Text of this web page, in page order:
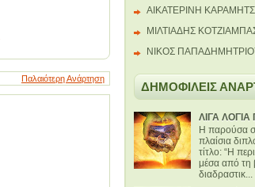
Παλαιότερη Ανάρτηση
ΑΙΚΑΤΕΡΙΝΗ
ΜΙΛΤΙΑΔΗΣ
ΝΙΚΟΣ
ΔΗΜΟΦΙΛΕΙΣ
ΛΙΓΑ ΛΟΓΙΑ
Η παρούσα
πλαίσια
τίτλο: “Η
μέσα από τη
διαδραστικ...